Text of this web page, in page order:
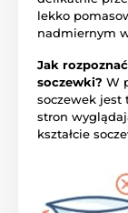
lekko
nadmiernym
Jak
soczewki? W
soczewek jest
stron
kształcie